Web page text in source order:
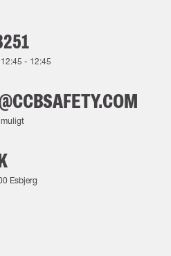
12:45 - 12:45
Esbjerg